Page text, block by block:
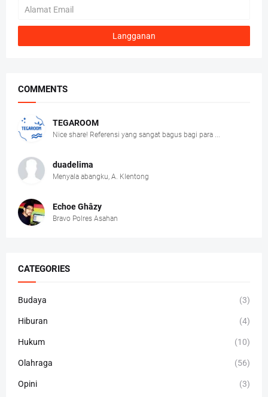
COMMENTS
TEGAROOM
Nice share! Referensi yang sangat bagus bagi para ...
duadelima
Menyala abangku, A. Klentong
Echoe Ghâzy
Bravo Polres Asahan
CATEGORIES
Budaya (3)
Hiburan (4)
Hukum (10)
Olahraga (56)
Opini (3)